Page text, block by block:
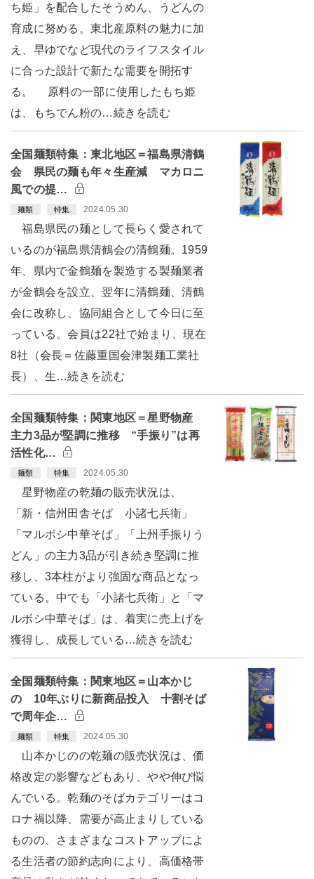
ち姫」を配合したそうめん、うどんの
育成に努める。東北産原料の魅力に加
え、早ゆでなど現代のライフスタイル
に合った設計で新たな需要を開拓す
る。 原料の一部に使用したもち姫
は、もちでん粉の…続きを読む
全国麺類特集：東北地区＝福島県清鶴
会 県民の麺も年々生産減 マカロニ
風での提…
麺類 特集 2024.05.30
福島県民の麺として長らく愛されて
いるのが福島県清鶴会の清鶴麺。1959
年、県内で金鶴麺を製造する製麺業者
が金鶴会を設立、翌年に清鶴麺、清鶴
会に改称し、協同組合として今日に至
っている。会員は22社で始まり、現在
8社（会長＝佐藤重国会津製麺工業社
長）、生…続きを読む
全国麺類特集：関東地区＝星野物産
主力3品が堅調に推移 “手振り”は再
活性化…
麺類 特集 2024.05.30
星野物産の乾麺の販売状況は、
「新・信州田舎そば 小諸七兵衛」
「マルボシ中華そば」「上州手振りう
どん」の主力3品が引き続き堅調に推
移し、3本柱がより強固な商品となっ
ている。中でも「小諸七兵衛」と「マ
ルボシ中華そば」は、着実に売上げを
獲得し、成長している…続きを読む
全国麺類特集：関東地区＝山本かじ
の 10年ぶりに新商品投入 十割そば
で周年企…
麺類 特集 2024.05.30
山本かじのの乾麺の販売状況は、価
格改定の影響などもあり、やや伸び悩
んでいる。乾麺のそばカテゴリーはコ
ロナ禍以降、需要が高止まりしている
ものの、さまざまなコストアップによ
る生活者の節約志向により、高価格帯